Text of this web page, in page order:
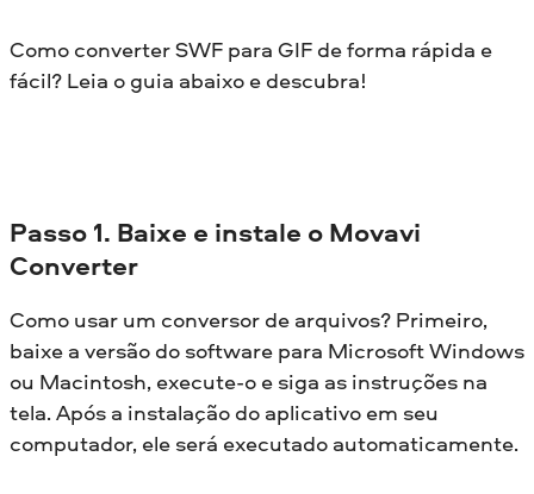
Como converter SWF para GIF de forma rápida e
fácil? Leia o guia abaixo e descubra!
Passo 1. Baixe e instale o Movavi
Converter
Como usar um conversor de arquivos? Primeiro,
baixe a versão do software para Microsoft Windows
ou Macintosh, execute-o e siga as instruções na
tela. Após a instalação do aplicativo em seu
computador, ele será executado automaticamente.